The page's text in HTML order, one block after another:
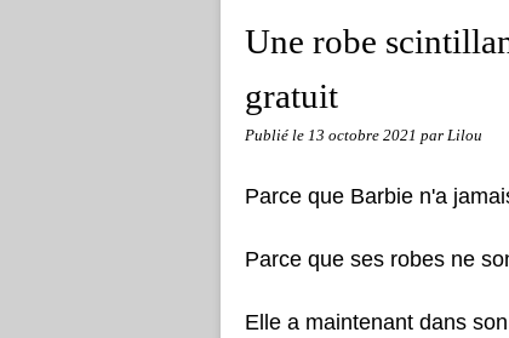
Une robe
gratuit
Publié le 13 octobre 2021 par Lilou
Parce que Barbie n'a
Parce que ses robes ne
Elle a maintenant dans